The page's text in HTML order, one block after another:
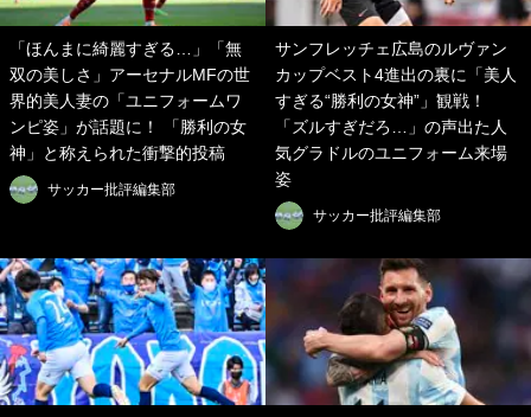
「ほんまに綺麗すぎる…」「無
双の美しさ」アーセナルMFの世
界的美人妻の「ユニフォームワ
ンピ姿」が話題に！ 「勝利の女
神」と称えられた衝撃的投稿
サッカー批評編集部
サンフレッチェ広島のルヴァン
カップベスト4進出の裏に「美人
すぎる“勝利の女神”」観戦！
「ズルすぎだろ…」の声出た人
気グラドルのユニフォーム来場
姿
サッカー批評編集部